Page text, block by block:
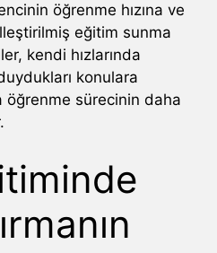
öğrenme hızına ve
eğitim sunma
kendi hızlarında
konulara
sürecinin daha